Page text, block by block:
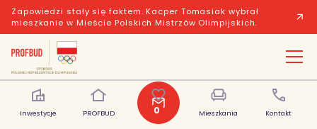
Zapowiedzi stały się faktem. Kacper Tomasiak wybrał
mieszkanie w Mieście Polskich Mistrzów Olimpijskich.
Inwestycje PROFBUD 0
Polubione Mieszkania Kontakt
Primo III